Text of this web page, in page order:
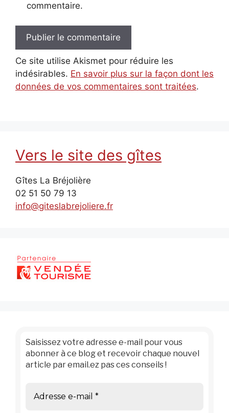
commentaire.
Ce site utilise Akismet pour réduire les
indésirables. En savoir plus sur la façon dont les
données de vos commentaires sont traitées.
Vers le site des gîtes
Gîtes La Bréjolière
02 51 50 79 13
info@giteslabrejoliere.fr
Saisissez votre adresse e-mail pour vous
abonner à ce blog et recevoir chaque nouvel
article par email.ez pas ces conseils !